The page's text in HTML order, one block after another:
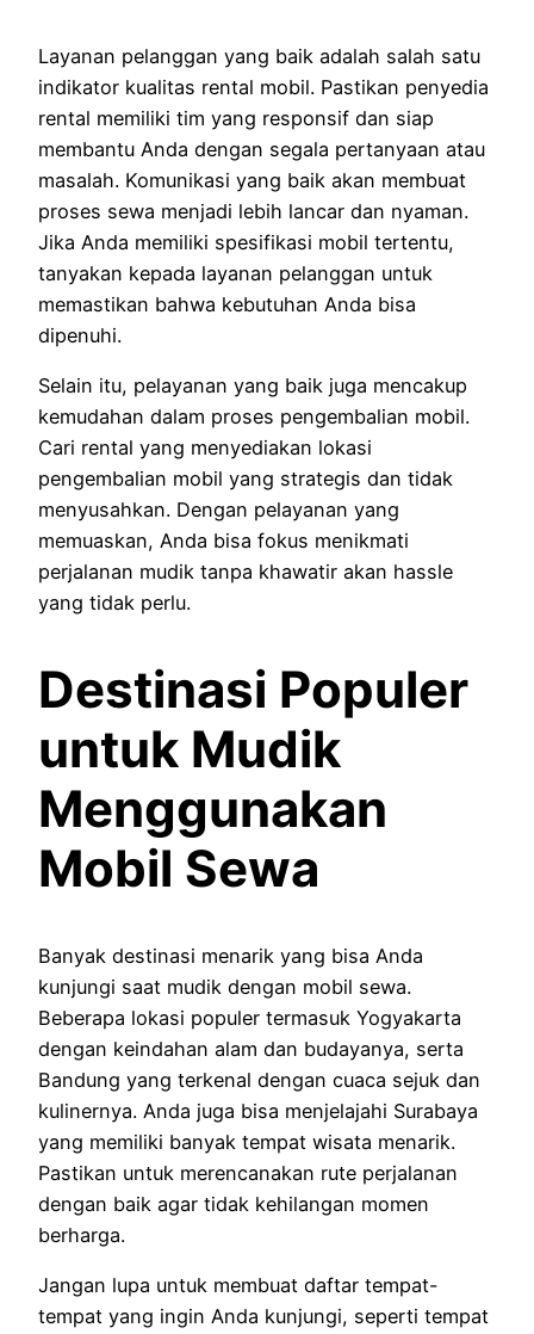
Layanan pelanggan yang baik adalah salah satu
indikator kualitas rental mobil. Pastikan penyedia
rental memiliki tim yang responsif dan siap
membantu Anda dengan segala pertanyaan atau
masalah. Komunikasi yang baik akan membuat
proses sewa menjadi lebih lancar dan nyaman.
Jika Anda memiliki spesifikasi mobil tertentu,
tanyakan kepada layanan pelanggan untuk
memastikan bahwa kebutuhan Anda bisa
dipenuhi.
Selain itu, pelayanan yang baik juga mencakup
kemudahan dalam proses pengembalian mobil.
Cari rental yang menyediakan lokasi
pengembalian mobil yang strategis dan tidak
menyusahkan. Dengan pelayanan yang
memuaskan, Anda bisa fokus menikmati
perjalanan mudik tanpa khawatir akan hassle
yang tidak perlu.
Destinasi Populer
untuk Mudik
Menggunakan
Mobil Sewa
Banyak destinasi menarik yang bisa Anda
kunjungi saat mudik dengan mobil sewa.
Beberapa lokasi populer termasuk Yogyakarta
dengan keindahan alam dan budayanya, serta
Bandung yang terkenal dengan cuaca sejuk dan
kulinernya. Anda juga bisa menjelajahi Surabaya
yang memiliki banyak tempat wisata menarik.
Pastikan untuk merencanakan rute perjalanan
dengan baik agar tidak kehilangan momen
berharga.
Jangan lupa untuk membuat daftar tempat-
tempat yang ingin Anda kunjungi, seperti tempat